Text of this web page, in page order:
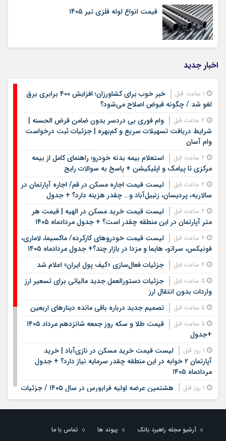
قیمت انواع لوله فلزی تیر ۱۴۰۵
اخبار جدید
خبر خوب برای کشاورزان؛ افزایش ۴۰۰ برابری برق
لغو شد / چگونه قبوض اصلاح می‌شود؟
وام فوری بی دردسر بدون ضامن قرض الحسنه |
شرایط دریافت تسهیلات سریع و کم‌بهره | جزئیات ثبت درخواست
وام آسان
استعلام بیمه بدنه خودرو؛ راهنمای کامل از بیمه
مرکزی تا پیامک و اپلیکیشن + پاسخ به سوالات رایج
لیست قیمت اجاره مسکن در قم/ اجاره آپارتمان در
سالاریه، پردیسان، زنبیل‌آباد و… چقدر هزینه دارد؟ + جدول
لیست قیمت خرید مسکن در الهیه | قیمت هر
متر آپارتمان در این منطقه چقدر است؟ + جدول مردادماه ۱۴۰۵
لیست قیمت خودروهای کارکرده/ ماکسیما، لاماری،
فونیکس، سراتو، هایما و مزدا در بازار چند؟+ جدول مردادماه ۱۴۰۵
جزئیات فعال‌سازی «کیف پول ایران» اعلام شد
جزئیات دستورالعمل جدید مالیاتی برای تسعیر ارز
واردات بدون انتقال ارز
تصمیم جدید درباره باقی مانده دینارهای اربعین
قیمت طلا و سکه روز جمعه شانزدهم مرداد ۱۴۰۵
+جدول
لیست قیمت خرید مسکن در نازی‌آباد | خرید
آپارتمان ۲ خوابه در این منطقه چقدر سرمایه نیاز دارد؟ + جدول
مردادماه ۱۴۰۵
هشتمین عرضه اولیه فرابورس در سال ۱۴۰۵ / جزئیات
عرضه سهام اعلام شد
اجاره آپارتمان در این منطقه چقدر بودجه نیاز دارد؟ + جدول
مردادماه ۱۴۰۵
آرشیو مجله راهبرد بانک پیوند ها تماس با ما